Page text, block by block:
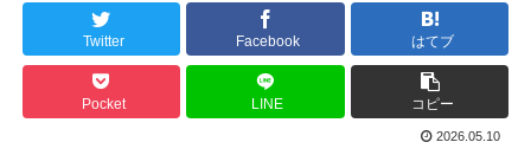
Twitter Facebook はてブ
Pocket LINE コピー
2026.05.10